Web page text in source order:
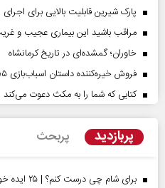
پارک شیرین قابلیت‌ بالایی برای
مراقب باشید این بیماری عجیب و
خاوران؛ گمشده‌ای در تاریخ کرمانشاه
فروش خیره‌کننده داستان اسباب‌بازی ۵؛ بزرگ‌ترین افتتاحیه سال برای پیکسار
کتابی که شما را به مکث دعوت می‌کند
پربازدید پربحث
برای شام چی درست کنم؟ | ۲۵ ایده خوشمزه، ساده و فوری برای شام امشب